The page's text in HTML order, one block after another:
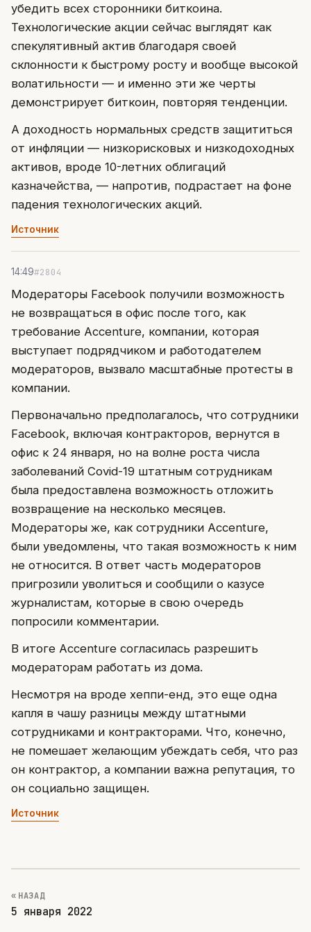
убедить всех сторонники биткоина.
Технологические акции сейчас выглядят как
спекулятивный актив благодаря своей
склонности к быстрому росту и вообще высокой
волатильности — и именно эти же черты
демонстрирует биткоин, повторяя тенденции.
А доходность нормальных средств защититься
от инфляции — низкорисковых и низкодоходных
активов, вроде 10-летних облигаций
казначейства, — напротив, подрастает на фоне
падения технологических акций.
Источник
14:49#2804
Модераторы Facebook получили возможность
не возвращаться в офис после того, как
требование Accenture, компании, которая
выступает подрядчиком и работодателем
модераторов, вызвало масштабные протесты в
компании.
Первоначально предполагалось, что сотрудники
Facebook, включая контракторов, вернутся в
офис к 24 января, но на волне роста числа
заболеваний Covid-19 штатным сотрудникам
была предоставлена возможность отложить
возвращение на несколько месяцев.
Модераторы же, как сотрудники Accenture,
были уведомлены, что такая возможность к ним
не относится. В ответ часть модераторов
пригрозили уволиться и сообщили о казусе
журналистам, которые в свою очередь
попросили комментарии.
В итоге Accenture согласилась разрешить
модераторам работать из дома.
Несмотря на вроде хеппи-енд, это еще одна
капля в чашу разницы между штатными
сотрудниками и контракторами. Что, конечно,
не помешает желающим убеждать себя, что раз
он контрактор, а компании важна репутация, то
он социально защищен.
Источник
« НАЗАД
5 января 2022